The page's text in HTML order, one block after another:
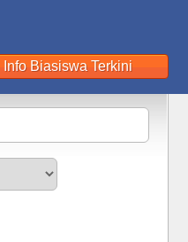
Info Biasiswa Terkini